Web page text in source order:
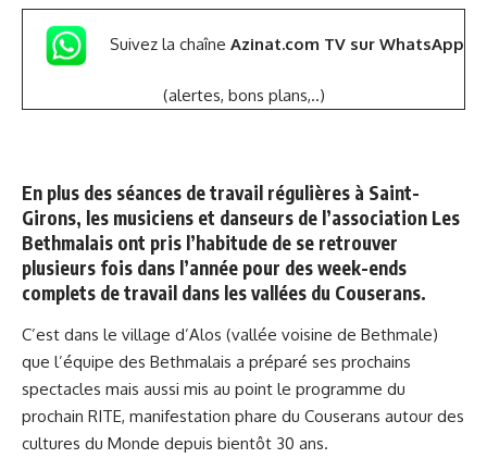
Suivez la chaîne Azinat.com TV sur WhatsApp
(alertes, bons plans,..)
En plus des séances de travail régulières à Saint-
Girons, les musiciens et danseurs de l’association Les
Bethmalais ont pris l’habitude de se retrouver
plusieurs fois dans l’année pour des week-ends
complets de travail dans les vallées du Couserans.
C’est dans le village d’Alos (vallée voisine de Bethmale)
que l’équipe des Bethmalais a préparé ses prochains
spectacles mais aussi mis au point le programme du
prochain RITE, manifestation phare du Couserans autour des
cultures du Monde depuis bientôt 30 ans.